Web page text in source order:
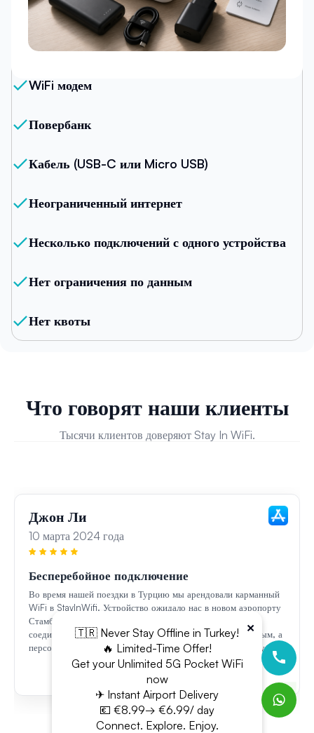
Наш пакет
WiFi модем
Повербанк
Кабель (USB-C или Micro USB)
Неограниченный интернет
Несколько подключений с одного устройства
Нет ограничения по данным
Нет квоты
Что говорят наши клиенты
Тысячи клиентов доверяют Stay In WiFi.
Джон Ли
10 марта 2024 года
Бесперебойное подключение
Во время нашей поездки в Турцию мы арендовали карманный
WiFi в StayInWifi. Устройство ожидало нас в новом аэропорту
Стамбула, и мы наслаждались бесперебойным интернет-
соединением по всей стране. Обслуживание было отличным, а
персонал очень дружелюбным. Я настоятельно рекомендую.
×
🇹🇷 Never Stay Offline in Turkey!
🔥 Limited-Time Offer!
Get your Unlimited 5G Pocket WiFi
now
✈ Instant Airport Delivery
💶 €8.99→ €6.99/ day
Connect. Explore. Enjoy.